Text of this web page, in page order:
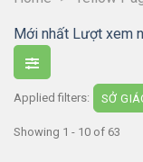
Mới nhất Lượt xem
Applied filters: SỞ
Showing 1 - 10 of 63